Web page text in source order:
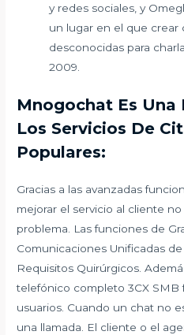
y redes sociales, y
un lugar en el que crear
desconocidas para
2009.
Mnogochat Es Una
Los Servicios De
Populares:
Gracias a las avanzadas
mejorar el servicio al cliente
problema. Las funciones de
Comunicaciones Unificadas
Requisitos Quirúrgicos.
telefónico completo 3CX SMB
usuarios. Cuando un chat no
una llamada. El cliente o el